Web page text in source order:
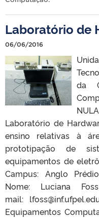
Laboratório de
06/06/2016
da
Laboratório de
ensino relativas à
prototipação de
equipamentos de
Campus: Anglo
Nome: Luciana
mail:
Equipamentos